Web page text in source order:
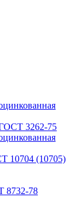
ГОСТ 3262-75
10704 (10705)
8732-78